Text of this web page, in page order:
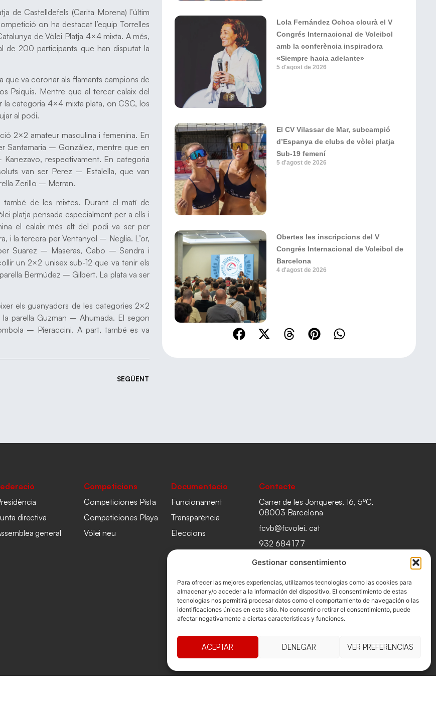
Gestionar consentimiento
Para ofrecer las mejores experiencias, utilizamos tecnologías como las cookies para
almacenar y/o acceder a la información del dispositivo. El consentimiento de estas
tecnologías nos permitirá procesar datos como el comportamiento de navegación o las
identificaciones únicas en este sitio. No consentir o retirar el consentimiento, puede
afectar negativamente a ciertas características y funciones.
ACEPTAR DENEGAR VER PREFERENCIAS
de Castelldefels (Carita Morena) l’últim
on ha destacat l’equip Torrelles
de Vòlei Platja 4×4 mixta. A més,
de 200 participants que han disputat la
que va coronar als flamants campions de
Psiquis. Mentre que al tercer calaix del
la categoria 4×4 mixta plata, on CSC, los
al podi.
2×2 amateur masculina i femenina. En
Santamaria – González, mentre que en
respectivament. En categoria
van ser Perez – Estalella, que van
Zerillo – Merran.
de les mixtes. Durant el matí de
platja pensada especialment per a ells i
el calaix més alt del podi va ser per
i la tercera per Ventanyol – Neglia. L’or,
Suarez – Maseras, Cabo – Sendra i
un 2×2 unisex sub-12 que va tenir els
Bermúdez – Gilbert. La plata va ser
els guanyadors de les categories 2×2
parella Guzman – Ahumada. El segon
– Pieraccini. A part, també es va
SEGÜENT
Lola Fernández Ochoa clourà el V
Congrés Internacional de Voleibol
amb la conferència inspiradora
«Siempre hacia adelante»
5 d'agost de 2026
El CV Vilassar de Mar, subcampió
d’Espanya de clubs de vòlei platja
Sub-19 femení
5 d'agost de 2026
Obertes les inscripcions del V
Congrés Internacional de Voleibol de
Barcelona
4 d'agost de 2026
directiva
general
Competicions
Competiciones Pista
Competiciones Playa
Vólei neu
Documentacio
Funcionament
Transparència
Eleccions
Contacte
Carrer de les Jonqueres, 16, 5ºC,
08003 Barcelona
fcvb@fcvolei. cat
932 684 177